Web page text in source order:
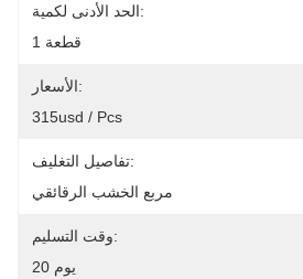
الحد الأدنى لكمية:
1 قطعة
الأسعار:
315usd / Pcs
تفاصيل التغليف:
مربع الخشب الرقائقي
وقت التسليم:
20 يوم